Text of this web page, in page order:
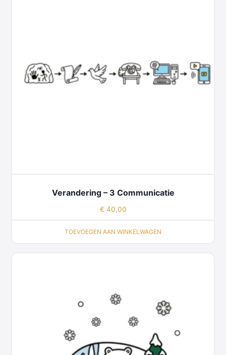
Verandering – 3 Communicatie
€ 40,00
TOEVOEGEN AAN WINKELWAGEN